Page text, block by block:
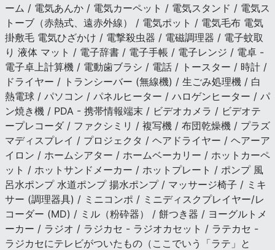
ーム / 電気あんか / 電気カーペット / 電気スタンド / 電気ス
トーブ（赤熱式、遠赤外線） / 電気ポット / 電気毛布 電気
掛敷毛 電気ひざかけ / 電撃殺虫器 / 電磁調理器 / 電子蚊取
り 液体 マット / 電子辞書 / 電子手帳 / 電子レンジ / 電卓 -
電子卓上計算機 / 電動歯ブラシ / 電話 / トースター / 時計 /
ドライヤー / トランシーバー (無線機) / 生ごみ処理機 / 白
熱電球 / パソコン / パネルヒーター / ハロゲンヒーター / パ
ン焼き機 / PDA - 携帯情報端末 / ビデオカメラ / ビデオテ
ープレコーダ / ファクシミリ / 複写機 / 布団乾燥機 / プラズ
マディスプレイ / プロジェクタ / ヘアドライヤー / ヘアーア
イロン / ホームシアター / ホームベーカリー / ホットカーペ
ット / ホットサンドメーカー / ホットプレート / ポンプ 風
呂水ポンプ 水道ポンプ 揚水ポンプ / マッサージ椅子 / ミキ
サー (調理器具) / ミニコンポ / ミニディスクプレイヤー/レ
コーダー (MD) / ミル（粉砕器） / 餅つき器 / ヨーグルトメ
ーカー / ラジオ / ラジカセ - ラジオカセット / ラテカセ -
ラジカセにテレビがついたもの（ここでいう「ラテ」と